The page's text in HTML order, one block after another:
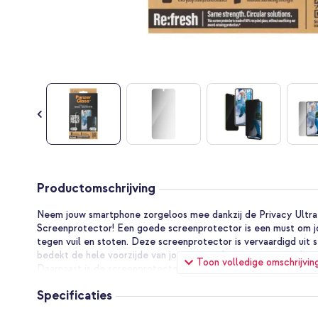
naar
het
begin
van
de
afbeeldingen-
Productomschrijving
Toon volledige
Neem jouw smartphone zorgeloos mee dankzij de Privacy
Screenprotector! Een goede screenprotector is een must om
tegen vuil en stoten. Deze screenprotector is vervaardigd uit
bedekt de hele voorzijde van jouw smartphone en is mooi
Daarnaast is de screenprotector van een privacy filter
voor jouw toestel. De gevoeligheid van het touchscreen
Specificaties